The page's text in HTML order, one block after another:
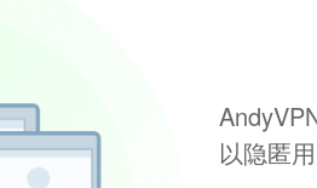
以隐匿